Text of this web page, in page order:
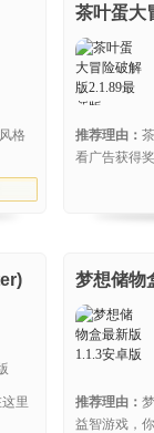
格
茶叶蛋大
推荐理由：
看广告获得
里
梦想储物
推荐理由：
益智游戏，